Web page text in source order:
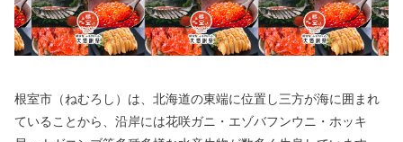
根室市（ねむろし）は、北海道の東端に位置し三方が海に囲まれ
ていることから、沿岸には花咲ガニ・エゾバフンウニ・ホッキ